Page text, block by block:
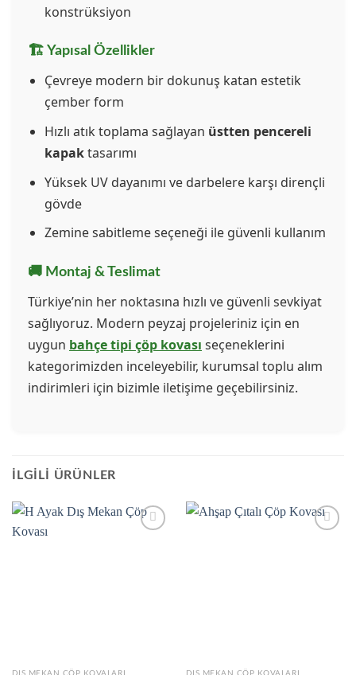
konstrüksiyon
🏗️ Yapısal Özellikler
Çevreye modern bir dokunuş katan estetik
çember form
Hızlı atık toplama sağlayan üstten pencereli
kapaktasarımı
Yüksek UV dayanımı ve darbelere karşı dirençli
gövde
Zemine sabitleme seçeneği ile güvenli kullanım
🚚 Montaj & Teslimat
Türkiye’nin her noktasına hızlı ve güvenli sevkiyat
sağlıyoruz. Modern peyzaj projeleriniz için en
uygun bahçe tipi çöp kovası seçeneklerini
kategorimizden inceleyebilir, kurumsal toplu alım
indirimleri için bizimle iletişime geçebilirsiniz.
İLGILI ÜRÜNLER
DIŞ MEKAN ÇÖP KOVALARI DIŞ MEKAN ÇÖP KOVALARI